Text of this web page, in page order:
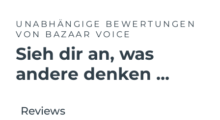
UNABHÄNGIGE BEWERTUNGEN
VON BAZAAR VOICE
Sieh dir an, was
andere denken ...